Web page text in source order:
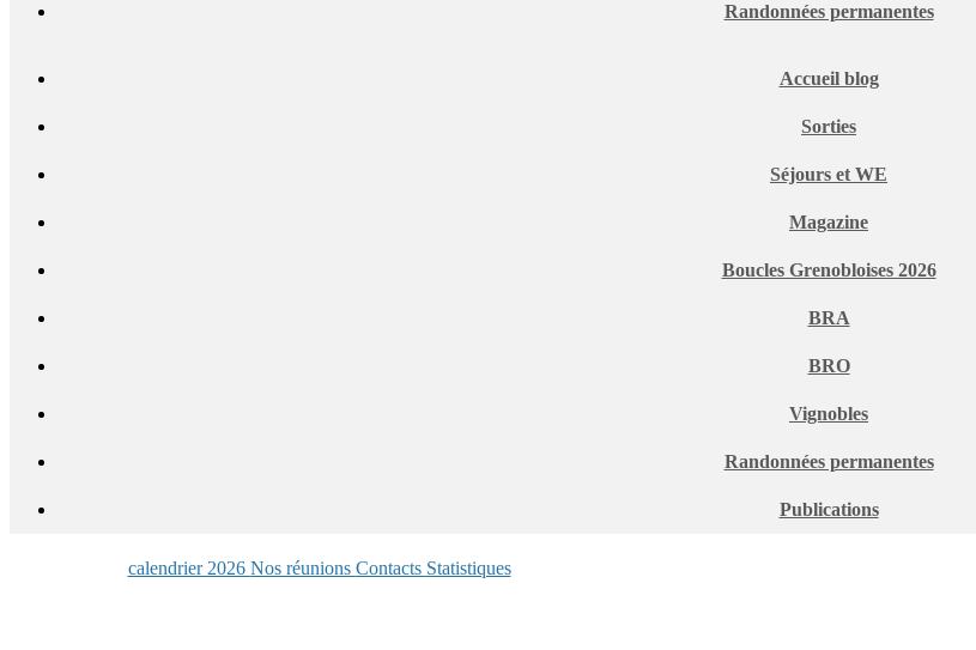
Randonnées permanentes
Accueil blog
Sorties
Séjours et WE
Magazine
Boucles Grenobloises 2026
BRA
BRO
Vignobles
Randonnées permanentes
Publications
calendrier 2026 Nos réunions Contacts Statistiques